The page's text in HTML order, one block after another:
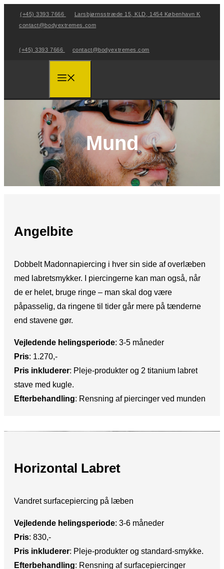
(+45) 3393 7666
Larsbjørnsstræde 15, KLD, 1454 København K
contact@bodyextremes.com
(+45) 3393 7666 contact@bodyextremes.com
Mund
Angelbite
Dobbelt Madonnapiercing i hver sin side af overlæben
med labretsmykker. I piercingerne kan man også, når
de er helet, bruge ringe – man skal dog være
påpasselig, da ringene til tider går mere på tænderne
end stavene gør.
Vejledende helingsperiode: ​3-5 måneder
Pris:​ 1.270,-
Pris inkluderer:​ Pleje-produkter og 2 titanium labret
stave med kugle.
Efterbehandling:​ Rensning af piercinger ved munden
Horizontal Labret
Vandret surfacepiercing på læben
Vejledende helingsperiode:​ 3-6 måneder
Pris:​ 830,-
Pris inkluderer: ​Pleje-produkter og standard-smykke.
Efterbehandling:​ Rensning af surfacepiercinger